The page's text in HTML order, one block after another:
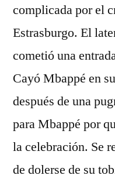
complicada por el
Estrasburgo. El
cometió una
Cayó Mbappé en
después de una
para Mbappé por
la celebración. Se
de dolerse de su